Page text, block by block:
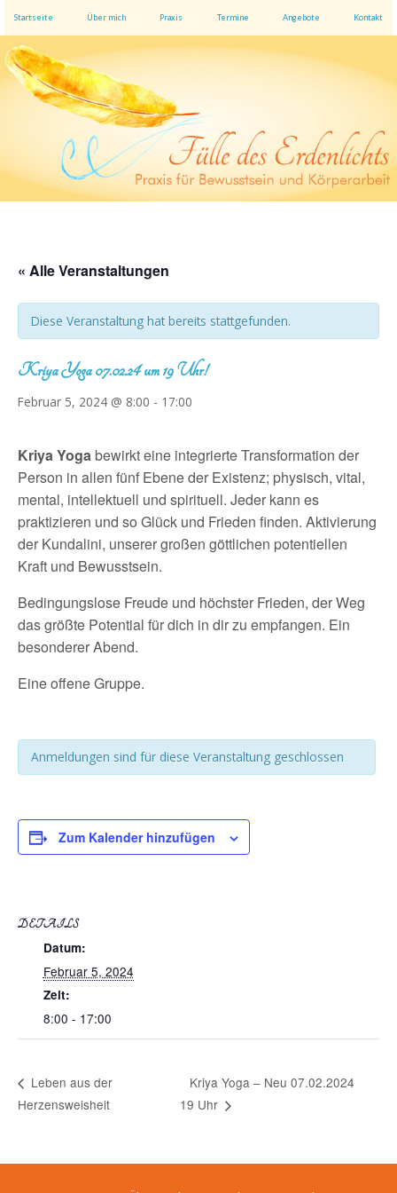
Startseite Über mich Praxis Termine Angebote Kontakt
« Alle Veranstaltungen
Diese Veranstaltung hat bereits stattgefunden.
Kriya Yoga 07.02.24 um 19 Uhr!
Februar 5, 2024 @ 8:00 - 17:00
Kriya Yoga bewirkt eine integrierte Transformation der
Person in allen fünf Ebene der Existenz; physisch, vital,
mental, intellektuell und spirituell. Jeder kann es
praktizieren und so Glück und Frieden finden. Aktivierung
der Kundalini, unserer großen göttlichen potentiellen
Kraft und Bewusstsein.
Bedingungslose Freude und höchster Frieden, der Weg
das größte Potential für dich in dir zu empfangen. Ein
besonderer Abend.
Eine offene Gruppe.
Anmeldungen sind für diese Veranstaltung geschlossen
Zum Kalender hinzufügen
DETAILS
Datum:
Februar 5, 2024
Zeit:
8:00 - 17:00
Leben aus der
Herzensweisheit
Kriya Yoga – Neu 07.02.2024
19 Uhr